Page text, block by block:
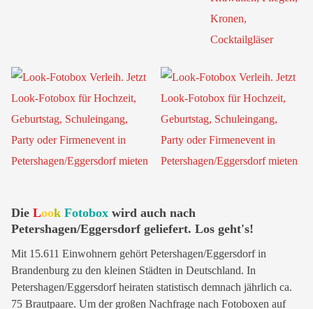
Die Look Fotobox wird auch nach
Petershagen/Eggersdorf geliefert. Los geht's!
Mit 15.611 Einwohnern gehört Petershagen/Eggersdorf in
Brandenburg zu den kleinen Städten in Deutschland. In
Petershagen/Eggersdorf heiraten statistisch demnach jährlich ca.
75 Brautpaare. Um der großen Nachfrage nach Fotoboxen auf